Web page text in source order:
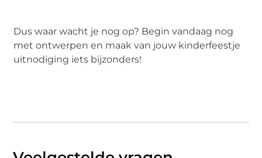
Dus waar wacht je nog op? Begin vandaag nog
met ontwerpen en maak van jouw kinderfeestje
uitnodiging iets bijzonders!